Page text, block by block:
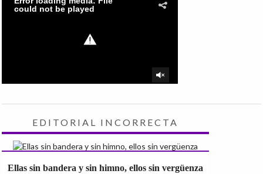
EDITORIAL INCORRECTA
Ellas sin bandera y sin himno, ellos sin vergüenza